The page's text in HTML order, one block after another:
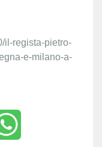
il-regista-pietro-
e-milano-a-